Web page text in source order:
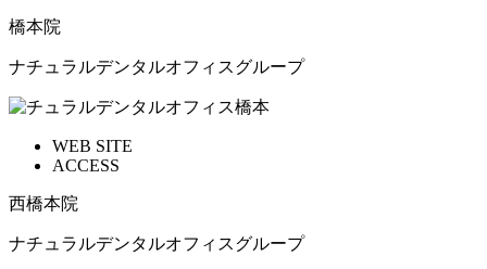
橋本院
ナチュラルデンタルオフィスグループ
WEB SITE
ACCESS
西橋本院
ナチュラルデンタルオフィスグループ